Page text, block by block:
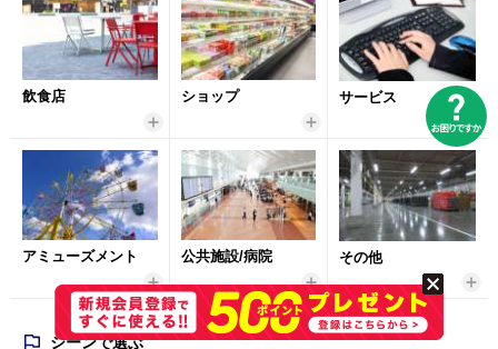
飲食店 ショップ サービス
アミューズメント 公共施設/病院 その他
シーンで選ぶ